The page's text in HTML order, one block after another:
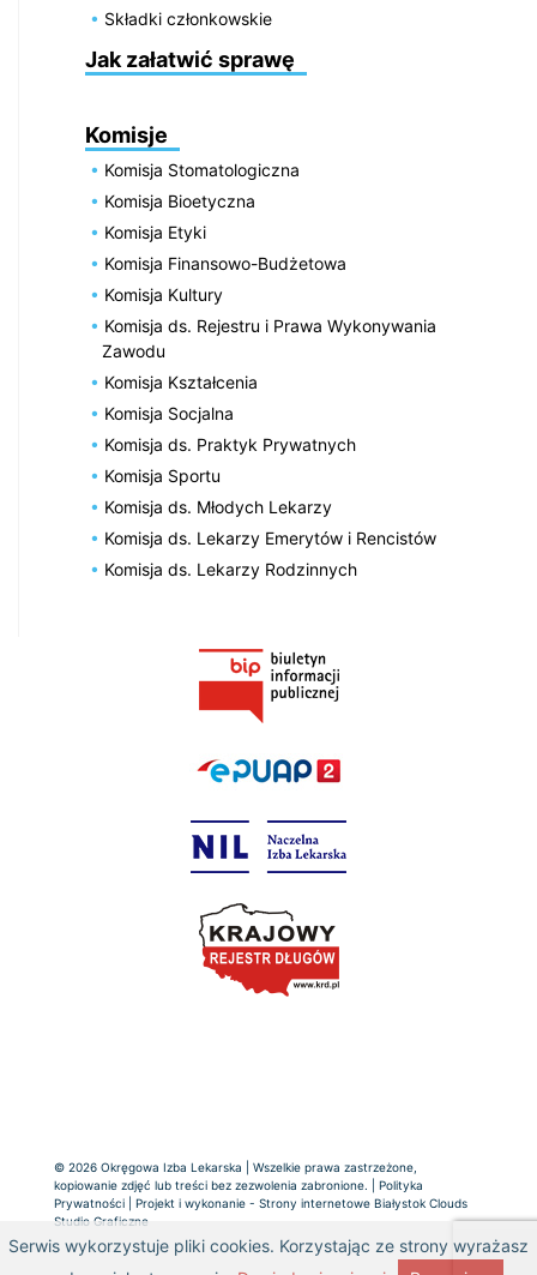
Składki członkowskie
Jak załatwić sprawę
Komisje
Komisja Stomatologiczna
Komisja Bioetyczna
Komisja Etyki
Komisja Finansowo-Budżetowa
Komisja Kultury
Komisja ds. Rejestru i Prawa Wykonywania
Zawodu
Komisja Kształcenia
Komisja Socjalna
Komisja ds. Praktyk Prywatnych
Komisja Sportu
Komisja ds. Młodych Lekarzy
Komisja ds. Lekarzy Emerytów i Rencistów
Komisja ds. Lekarzy Rodzinnych
© 2026 Okręgowa Izba Lekarska | Wszelkie prawa zastrzeżone,
kopiowanie zdjęć lub treści bez zezwolenia zabronione. | Polityka
Prywatności | Projekt i wykonanie - Strony internetowe Białystok Clouds
Studio Graficzne
Serwis wykorzystuje pliki cookies. Korzystając ze strony wyrażasz